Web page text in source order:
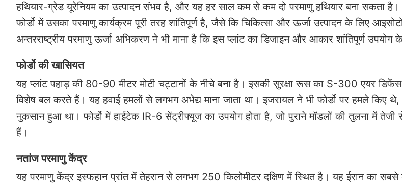
हथियार-ग्रेड यूरेनियम का उत्पादन संभव है, और यह हर साल कम से कम दो परमाणु हथियार बना सकता है।
फोर्डो में उसका परमाणु कार्यक्रम पूरी तरह शांतिपूर्ण है, जैसे कि चिकित्सा और ऊर्जा उत्पादन के लिए
अन्तरराष्ट्रीय परमाणु ऊर्जा अभिकरण ने भी माना है कि इस प्लांट का डिजाइन और आकार शांतिपूर्ण उपयोग
फोर्डो की खासियत
यह प्लांट पहाड़ की 80-90 मीटर मोटी चट्टानों के नीचे बना है। इसकी सुरक्षा रूस का S-300 एयर
विशेष बल करते हैं। यह हवाई हमलों से लगभग अभेद्य माना जाता था। इजरायल ने भी फोर्डो पर हमले किए
नुकसान हुआ था। फोर्डो में हाईटेक IR-6 सेंट्रीफ्यूज का उपयोग होता है, जो पुराने मॉडलों की तुलना में तेजी
हैं।
नतांज परमाणु केंद्र
यह परमाणु केंद्र इस्फहान प्रांत में तेहरान से लगभग 250 किलोमीटर दक्षिण में स्थित है। यह ईरान का